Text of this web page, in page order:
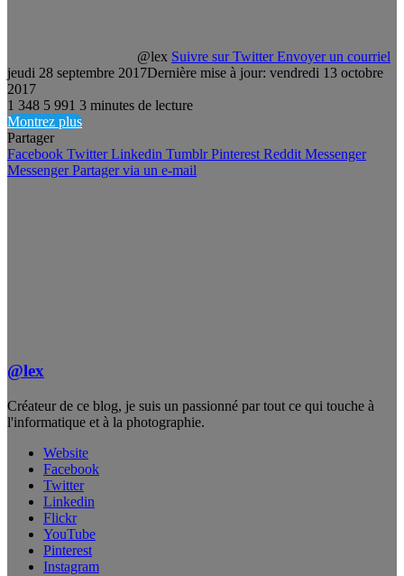
@lex Suivre sur Twitter Envoyer un courriel
jeudi 28 septembre 2017Dernière mise à jour: vendredi 13 octobre
2017
1 348 5 991 3 minutes de lecture
Montrez plus
Partager
Facebook Twitter Linkedin Tumblr Pinterest Reddit Messenger
Messenger Partager via un e-mail
@lex
Créateur de ce blog, je suis un passionné par tout ce qui touche à
l'informatique et à la photographie.
Website
Facebook
Twitter
Linkedin
Flickr
YouTube
Pinterest
Instagram